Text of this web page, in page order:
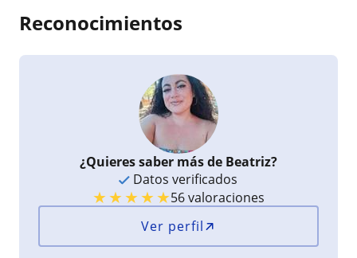
Reconocimientos
¿Quieres saber más de Beatriz?
Datos verificados
★★★★★56 valoraciones
Ver perfil